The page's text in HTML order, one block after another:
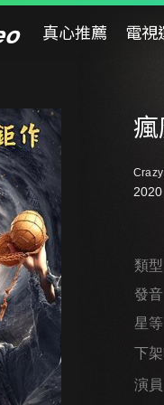
真心推薦 電視
2020
類型
發音
星等
下
演員